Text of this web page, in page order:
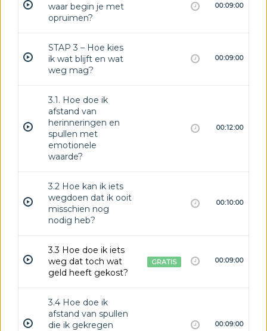
waar begin je met
opruimen?
00:09:00
STAP 3 – Hoe kies
ik wat blijft en wat
weg mag?
00:09:00
3.1. Hoe doe ik
afstand van
herinneringen en
spullen met
emotionele
waarde?
00:12:00
3.2 Hoe kan ik iets
wegdoen dat ik ooit
misschien nog
nodig heb?
00:10:00
3.3 Hoe doe ik iets
weg dat toch wat
geld heeft gekost?
GRATIS 00:09:00
3.4 Hoe doe ik
afstand van spullen
die ik gekregen
00:09:00